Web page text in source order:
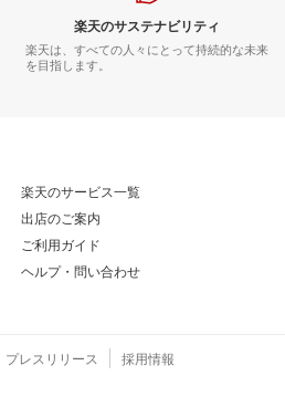
楽天のサステナビリティ
楽天は、すべての人々にとって持続的な未来
を目指します。
楽天のサービス一覧
出店のご案内
ご利用ガイド
ヘルプ・問い合わせ
プレスリリース 採用情報